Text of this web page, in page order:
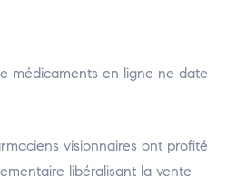
médicaments en ligne ne date
visionnaires ont profité
libéralisant la vente